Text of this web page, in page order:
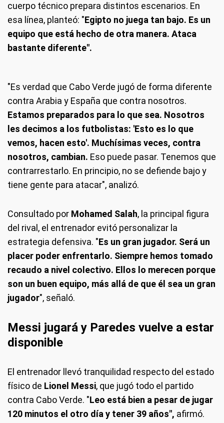
cuerpo técnico prepara distintos escenarios. En
esa línea, planteó: "Egipto no juega tan bajo. Es un
equipo que está hecho de otra manera. Ataca
bastante diferente".
"Es verdad que Cabo Verde jugó de forma diferente
contra Arabia y España que contra nosotros.
Estamos preparados para lo que sea. Nosotros
les decimos a los futbolistas: 'Esto es lo que
vemos, hacen esto'. Muchísimas veces, contra
nosotros, cambian. Eso puede pasar. Tenemos que
contrarrestarlo. En principio, no se defiende bajo y
tiene gente para atacar", analizó.
Consultado por Mohamed Salah, la principal figura
del rival, el entrenador evitó personalizar la
estrategia defensiva. "Es un gran jugador. Será un
placer poder enfrentarlo. Siempre hemos tomado
recaudo a nivel colectivo. Ellos lo merecen porque
son un buen equipo, más allá de que él sea un gran
jugador", señaló.
Messi jugará y Paredes vuelve a estar
disponible
El entrenador llevó tranquilidad respecto del estado
físico de Lionel Messi, que jugó todo el partido
contra Cabo Verde. "Leo está bien a pesar de jugar
120 minutos el otro día y tener 39 años", afirmó.